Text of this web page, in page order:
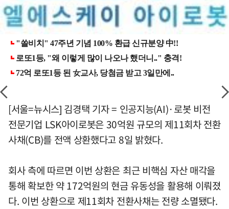
[서울=뉴시스] 김경택 기자 = 인공지능(AI)·로봇 비전
전문기업 LSK아이로봇은 30억원 규모의 제11회차 전환
사채(CB)를 전액 상환했다고 8일 밝혔다.
회사 측에 따르면 이번 상환은 최근 비핵심 자산 매각을
통해 확보한 약 172억원의 현금 유동성을 활용해 이뤄졌
다. 이번 상환으로 제11회차 전환사채는 전량 소멸됐다.